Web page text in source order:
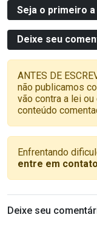
Seja o primeiro
Deixe seu
ANTES DE
não publicamos
vão contra a lei
conteúdo
Enfrentando
entre em
Deixe seu